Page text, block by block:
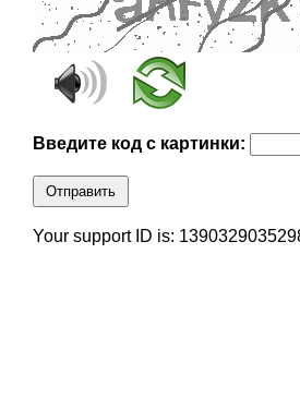
Введите код с картинки:
Отправить
Your support ID is: